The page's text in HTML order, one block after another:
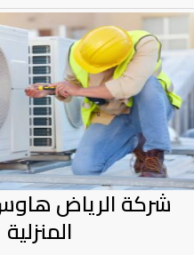
شركة الرياض
المنزلية